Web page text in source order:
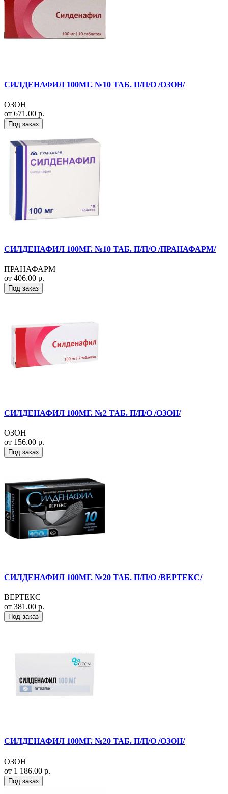
СИЛДЕНАФИЛ 100МГ. №10 ТАБ. П/П/О /ОЗОН/
ОЗОН
от 671.00 р.
Под заказ
СИЛДЕНАФИЛ 100МГ. №10 ТАБ. П/П/О /ПРАНАФАРМ/
ПРАНАФАРМ
от 406.00 р.
Под заказ
СИЛДЕНАФИЛ 100МГ. №2 ТАБ. П/П/О /ОЗОН/
ОЗОН
от 156.00 р.
Под заказ
СИЛДЕНАФИЛ 100МГ. №20 ТАБ. П/П/О /ВЕРТЕКС/
ВЕРТЕКС
от 381.00 р.
Под заказ
СИЛДЕНАФИЛ 100МГ. №20 ТАБ. П/П/О /ОЗОН/
ОЗОН
от 1 186.00 р.
Под заказ